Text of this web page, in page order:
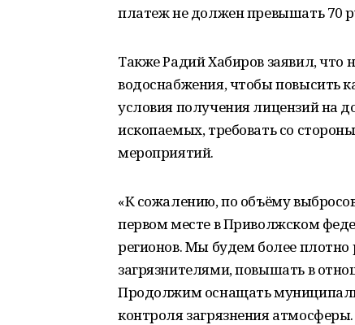
платеж не должен превышать 70
Также Радий Хабиров заявил,
водоснабжения, чтобы повысить
условия получения лицензий на
ископаемых, требовать со
мероприятий.
«К сожалению, по объёму
первом месте в Приволжском
регионов. Мы будем более
загрязнителями, повышать в
Продолжим оснащать
контроля загрязнения